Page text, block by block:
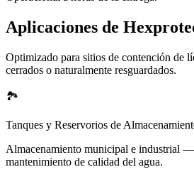
Aplicaciones de
Optimizado para sitios de contención de
cerrados o naturalmente resguardados.
🏞️
Tanques y Reservorios de
Almacenamiento municipal e industrial
mantenimiento de calidad del agua.